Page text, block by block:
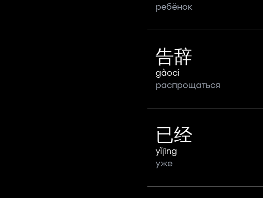
ребёнок
告辞
gàocí
распрощаться
已经
yǐjīng
уже